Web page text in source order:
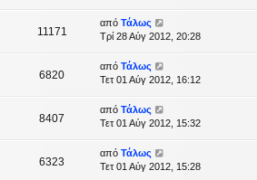
11171
από Τάλως
Τρί 28 Αύγ 2012, 20:28
6820
από Τάλως
Τετ 01 Αύγ 2012, 16:12
8407
από Τάλως
Τετ 01 Αύγ 2012, 15:32
6323
από Τάλως
Τετ 01 Αύγ 2012, 15:28